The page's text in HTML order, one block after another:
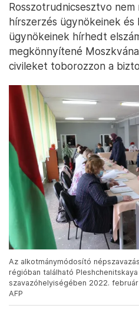
Rosszotrudnicsesztvo nem
hírszerzés ügynökeinek és
ügynökeinek hírhedt
megkönnyítené
civileket toborozzon a
Az alkotmánymódosító
régióban található
szavazóhelyiségében 2022.
AFP